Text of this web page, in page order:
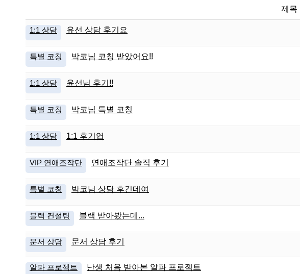
제목
1:1 상담 유선 상담 후기요
특별 코칭 박코님 코칭 받았어요!!
1:1 상담 윤선님 후기!!
특별 코칭 박코님 특별 코칭
1:1 상담 1:1 후기엽
VIP 연애조작단 연애조작단 솔직 후기
특별 코칭 박코님 상담 후긴데여
블랙 컨설팅 블랙 받아봤는데...
문서 상담 문서 상담 후기
알파 프로젝트 난생 처음 받아본 알파 프로젝트